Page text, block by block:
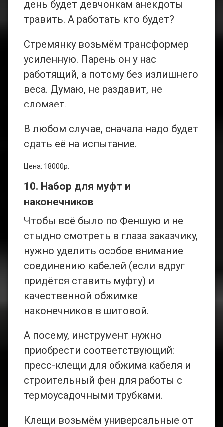
день будет девчонкам анекдоты
травить. А работать кто будет?
Стремянку возьмём трансформер
усиленную. Парень он у нас
работящий, а потому без излишнего
веса. Думаю, не раздавит, не
сломает.
В любом случае, сначала надо будет
сдать её на испытание.
Цена: 18000р.
10. Набор для муфт и
наконечников
Чтобы всё было по Феншую и не
стыдно смотреть в глаза заказчику,
нужно уделить особое внимание
соединению кабелей (если вдруг
придётся ставить муфту) и
качественной обжимке
наконечников в щитовой.
А посему, инструмент нужно
приобрести соответствующий:
пресс-клещи для обжима кабеля и
строительный фен для работы с
термоусадочными трубками.
Клещи возьмём универсальные от